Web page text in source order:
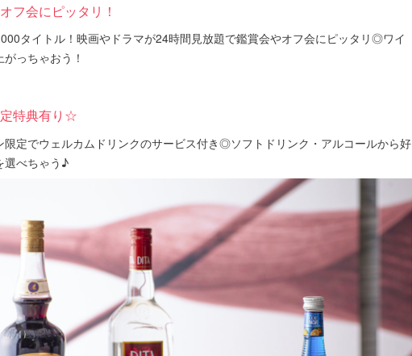
フ会にピッタリ！
タイトル！映画やドラマが24時間見放題で鑑賞会やオフ会にピッタリ◎ワイ
っちゃおう！
特典有り☆
限定でウェルカムドリンクのサービス付き◎ソフトドリンク・アルコールから好
選べちゃう♪